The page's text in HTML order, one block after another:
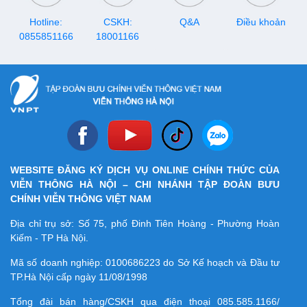
ký và trải nghiệm.
Hotline:
0855851166
CSKH:
18001166
Q&A Điều khoản
WEBSITE ĐĂNG KÝ DỊCH VỤ ONLINE CHÍNH THỨC CỦA
VIỄN THÔNG HÀ NỘI – CHI NHÁNH TẬP ĐOÀN BƯU
CHÍNH VIỄN THÔNG VIỆT NAM
Địa chỉ trụ sở: Số 75, phố Đinh Tiên Hoàng - Phường Hoàn
Kiếm - TP Hà Nội.
Mã số doanh nghiệp:0100686223 do Sở Kế hoạch và Đầu tư
TP.Hà Nội cấp ngày 11/08/1998
Tổng đài bán hàng/CSKH qua điện thoại 085.585.1166/